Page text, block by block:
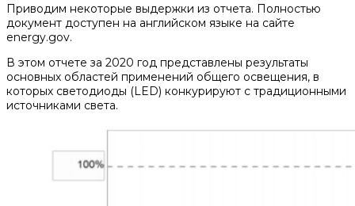
Приводим некоторые выдержки из отчета. Полностью
документ доступен на английском языке на сайте
energy.gov.
В этом отчете за 2020 год представлены результаты
основных областей применений общего освещения, в
которых светодиоды (LED) конкурируют с традиционными
источниками света.